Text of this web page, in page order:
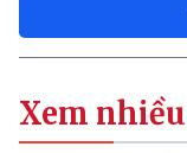
Xem nhiều